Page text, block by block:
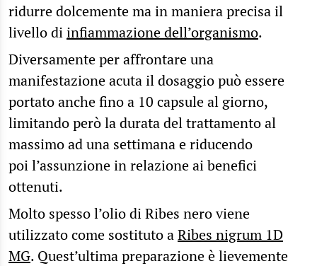
ridurre dolcemente ma in maniera precisa il
livello diinfiammazione dell’organismo.
Diversamente per affrontare una
manifestazione acuta il dosaggio può essere
portato anche fino a 10 capsule al giorno,
limitando però la durata del trattamento al
massimo ad una settimana e riducendo
poi l’assunzione in relazione ai benefici
ottenuti.
Molto spesso l’olio di Ribes nero viene
utilizzato come sostituto aRibes nigrum 1D
MG. Quest’ultima preparazione è lievemente